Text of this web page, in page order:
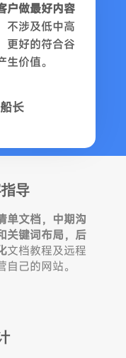
户做最好内容
不涉及低中高
更好的符合谷
价值。
长
导
单文档，中期沟
关键词布局，后
文档教程及远程
己的网站。